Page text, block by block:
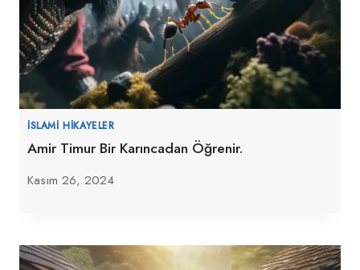
İSLAMI HIKAYELER
Amir Timur Bir Karıncadan Öğrenir.
Kasım 26, 2024